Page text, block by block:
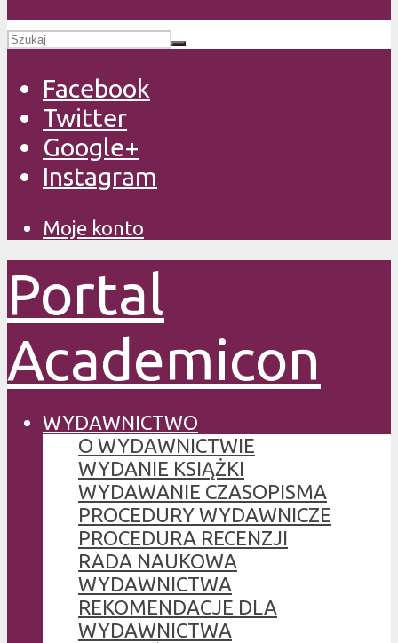
Facebook
Twitter
Google+
Instagram
Moje konto
Portal
Academicon
WYDAWNICTWO
O WYDAWNICTWIE
WYDANIE KSIĄŻKI
WYDAWANIE CZASOPISMA
PROCEDURY WYDAWNICZE
PROCEDURA RECENZJI
RADA NAUKOWA
WYDAWNICTWA
REKOMENDACJE DLA
WYDAWNICTWA